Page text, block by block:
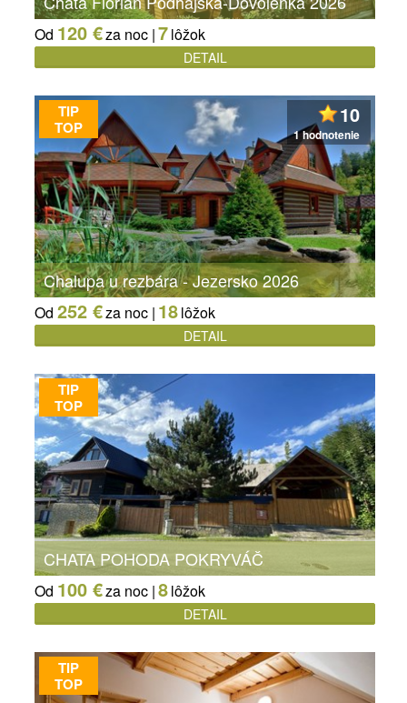
Od 120 €za noc |7lôžok
DETAIL
TIP
TOP
10
1 hodnotenie
Chalupa u rezbára - Jezersko 2026
Od 252 €za noc | 18lôžok
DETAIL
TIP
TOP
CHATA POHODA POKRYVÁČ
Od 100 €za noc |8lôžok
DETAIL
TIP
TOP